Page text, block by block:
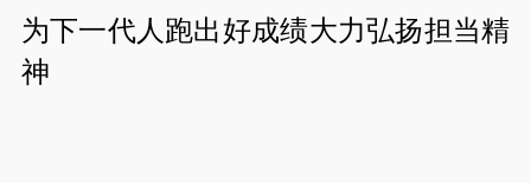
为下一代人跑出好成绩大力弘扬担当精
神